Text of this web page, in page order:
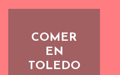
COMER
EN
TOLEDO